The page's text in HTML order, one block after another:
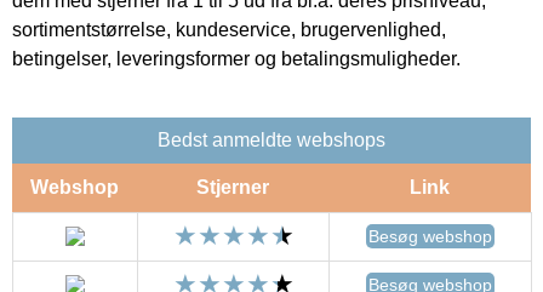
sortimentstørrelse, kundeservice, brugervenlighed,
betingelser, leveringsformer og betalingsmuligheder.
Bedst anmeldte webshops
Webshop Stjerner Link
Besøg webshop
Besøg webshop